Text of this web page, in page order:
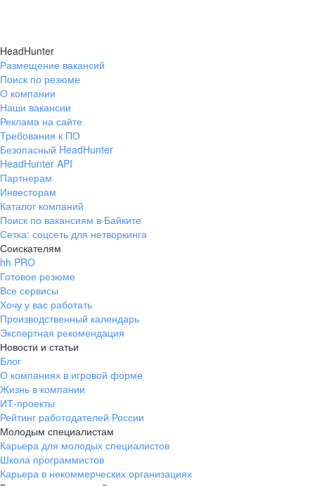
HeadHunter
Размещение вакансий
Поиск по резюме
О компании
Наши вакансии
Реклама на сайте
Требования к ПО
Безопасный HeadHunter
HeadHunter API
Партнерам
Инвесторам
Каталог компаний
Поиск по вакансиям в Байките
Сетка: соцсеть для нетворкинга
Соискателям
hh PRO
Готовое резюме
Все сервисы
Хочу у вас работать
Производственный календарь
Экспертная рекомендация
Новости и статьи
Блог
О компаниях в игровой форме
Жизнь в компании
ИТ-проекты
Рейтинг работодателей России
Молодым специалистам
Карьера для молодых специалистов
Школа программистов
Карьера в некоммерческих организациях